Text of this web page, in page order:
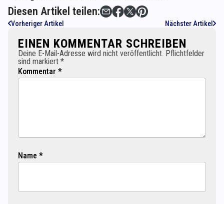
Diesen Artikel teilen:
Vorheriger Artikel Nächster Artikel
EINEN KOMMENTAR SCHREIBEN
Deine E-Mail-Adresse wird nicht veröffentlicht. Pflichtfelder
sind markiert *
Kommentar *
Name *